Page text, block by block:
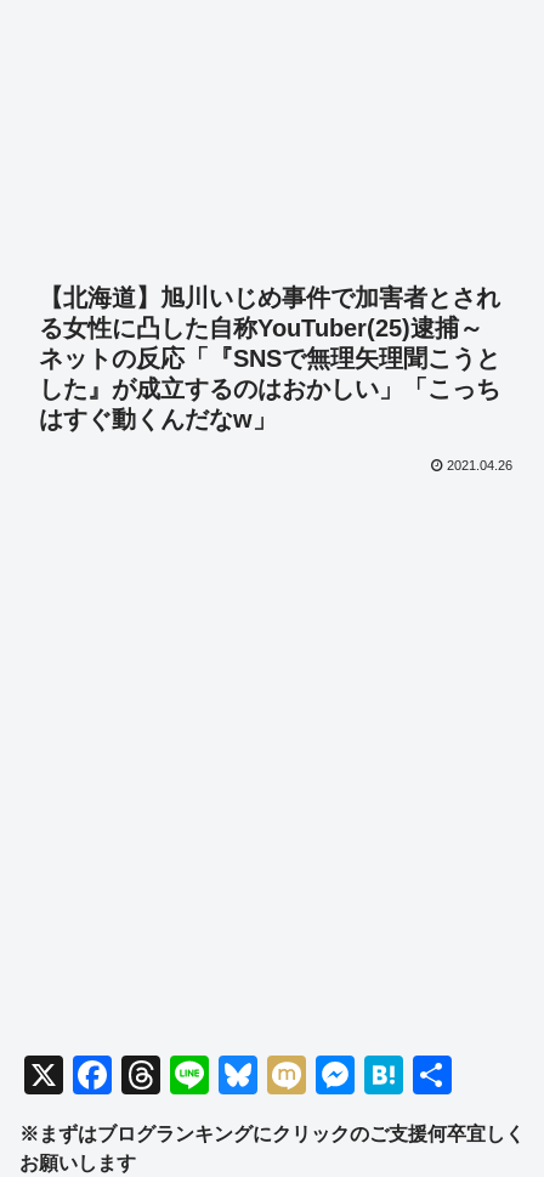
【北海道】旭川いじめ事件で加害者とされ
る女性に凸した自称YouTuber(25)逮捕～
ネットの反応「『SNSで無理矢理聞こうと
した』が成立するのはおかしい」「こっち
はすぐ動くんだなw」
2021.04.26
X
F
a
c
T
hr
e
Li
n
e
Bl
e
M
ixi
M
ss
H
at
e
有
※まずはブログランキングにクリックのご支援何卒宜しく
お願いします